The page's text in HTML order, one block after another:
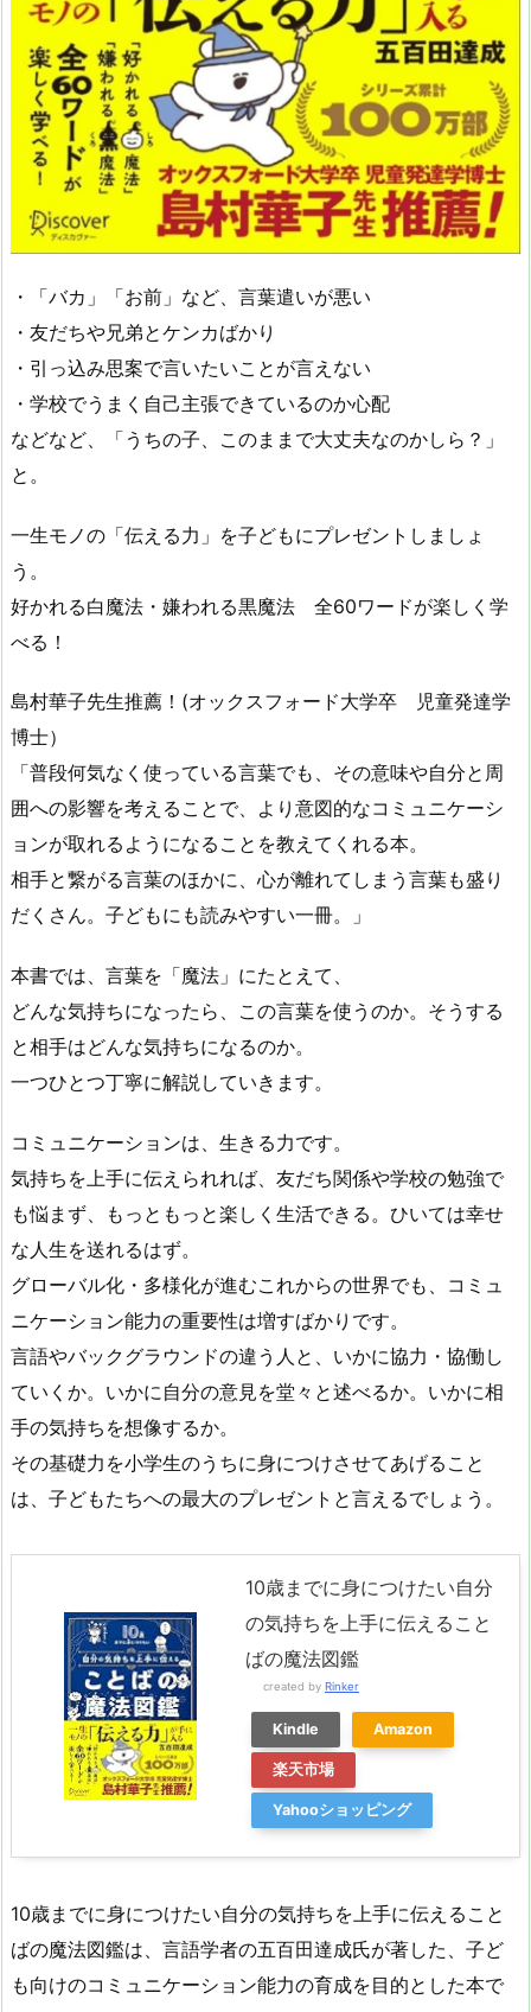
・「バカ」「お前」など、言葉遣いが悪い
・友だちや兄弟とケンカばかり
・引っ込み思案で言いたいことが言えない
・学校でうまく自己主張できているのか心配
などなど、「うちの子、このままで大丈夫なのかしら？」
と。
一生モノの「伝える力」を子どもにプレゼントしましょ
う。
好かれる白魔法・嫌われる黒魔法 全60ワードが楽しく学
べる！
島村華子先生推薦！(オックスフォード大学卒 児童発達学
博士）
「普段何気なく使っている言葉でも、その意味や自分と周
囲への影響を考えることで、より意図的なコミュニケーシ
ョンが取れるようになることを教えてくれる本。
相手と繋がる言葉のほかに、心が離れてしまう言葉も盛り
だくさん。子どもにも読みやすい一冊。」
本書では、言葉を「魔法」にたとえて、
どんな気持ちになったら、この言葉を使うのか。そうする
と相手はどんな気持ちになるのか。
一つひとつ丁寧に解説していきます。
コミュニケーションは、生きる力です。
気持ちを上手に伝えられれば、友だち関係や学校の勉強で
も悩まず、もっともっと楽しく生活できる。ひいては幸せ
な人生を送れるはず。
グローバル化・多様化が進むこれからの世界でも、コミュ
ニケーション能力の重要性は増すばかりです。
言語やバックグラウンドの違う人と、いかに協力・協働し
ていくか。いかに自分の意見を堂々と述べるか。いかに相
手の気持ちを想像するか。
その基礎力を小学生のうちに身につけさせてあげること
は、子どもたちへの最大のプレゼントと言えるでしょう。
10歳までに身につけたい自分
の気持ちを上手に伝えること
ばの魔法図鑑
created by Rinker
Kindle Amazon
楽天市場
Yahooショッピング
10歳までに身につけたい自分の気持ちを上手に伝えること
ばの魔法図鑑は、言語学者の五百田達成氏が著した、子ど
も向けのコミュニケーション能力の育成を目的とした本で